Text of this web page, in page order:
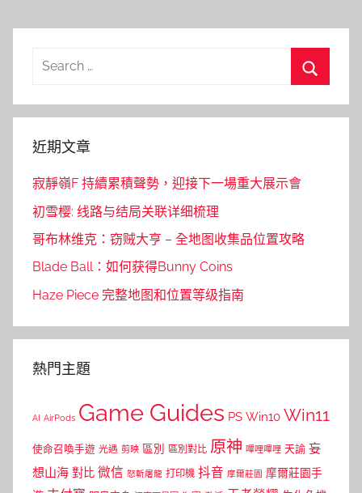
Search
近期文章
寂靜嶺F 持續累積聲勢，迎接下一場重大展示會
初雪樱: 线路与结局关联详细梳理
哥布林维克：窃贼大亨 – 全地图收集品位置攻略
Blade Ball：如何获得Bunny Coins
Haze Piece 完整地图和位置等级指南
熱門主題
AI AirPods Game Guides PS Win10 Win11
使命召喚手遊 光遇 剪映 區別 區別對比 原神 嗶哩嗶哩 天諭 妄
想山海 對比 微信 怒斬屠龍 打印機 抖音 摩爾莊園 摩爾莊園手